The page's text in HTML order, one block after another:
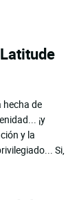
hecha de
¡y
y la
Si,